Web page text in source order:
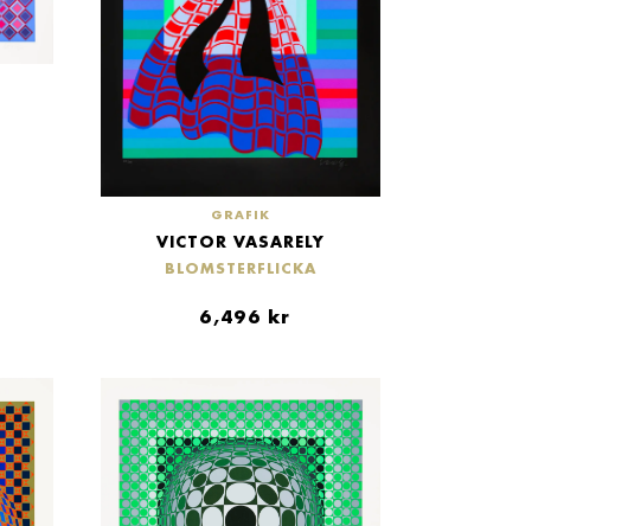
GRAFIK
VICTOR VASARELY
BLOMSTERFLICKA
6,496 kr